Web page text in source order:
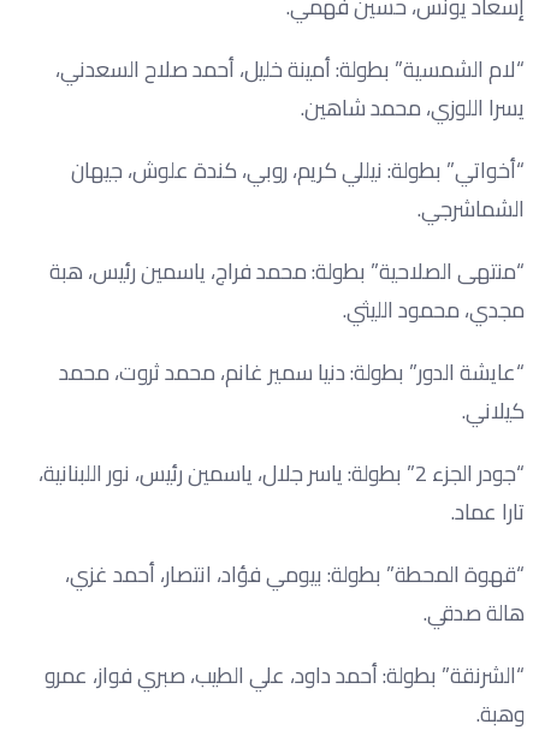
“لام الشمسية” بطولة: أمينة خليل، أحمد صلاح السعدني،
يسرا اللوزي، محمد شاهين.
“أخواتي” بطولة: نيللي كريم، روبي، كندة علوش، جيهان
الشماشرجي.
“منتهى الصلاحية” بطولة: محمد فراج، ياسمين رئيس، هبة
مجدي، محمود الليثي.
“عايشة الدور” بطولة: دنيا سمير غانم، محمد ثروت، محمد
كيلاني.
“جودر الجزء 2” بطولة: ياسر جلال، ياسمين رئيس، نور اللبنانية،
تارا عماد.
“قهوة المحطة” بطولة: بيومي فؤاد، انتصار، أحمد غزي،
هالة صدقي.
“الشرنقة” بطولة: أحمد داود، علي الطيب، صبري فواز، عمرو
وهبة.